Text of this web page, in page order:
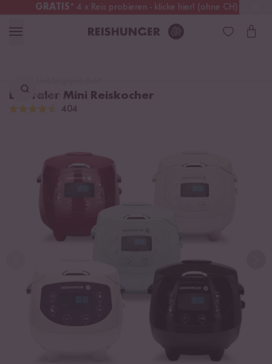
GRATIS* 4 x Reis probieren - klicke hier! (ohne CH)
Deutschland Kostenloser Versand
finden ...
Digitaler Mini Reiskocher
404